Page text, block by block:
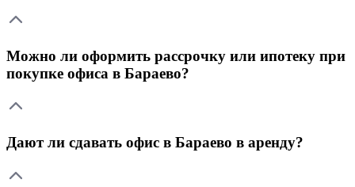
Можно ли оформить рассрочку или ипотеку при
покупке офиса в Бараево?
Дают ли сдавать офис в Бараево в аренду?